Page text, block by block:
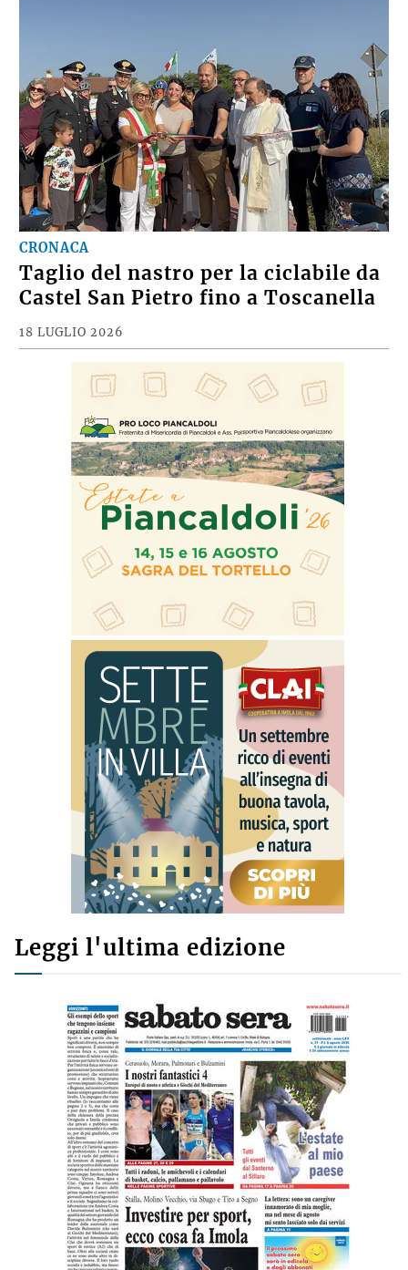
CRONACA
Taglio del nastro per la ciclabile da
Castel San Pietro fino a Toscanella
18 LUGLIO 2026
Leggi l'ultima edizione